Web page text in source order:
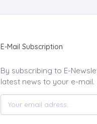
E-Mail Subscription
By subscribing to E-
latest news to your e-mail.